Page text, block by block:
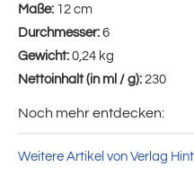
Maße: 12 cm
Durchmesser: 6
Gewicht: 0,24 kg
Nettoinhalt (in ml / g): 230
Noch mehr entdecken:
Weitere Artikel von Verlag